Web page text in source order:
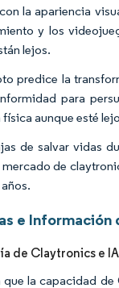
la apariencia
y los
lejos.
predice la
para
aunque esté
de salvar vidas
de
e
de Claytronics e
que la capacidad